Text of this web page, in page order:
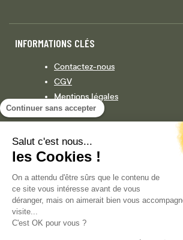
Continuer sans accepter
Salut c'est nous...
les Cookies !
On a attendu d'être sûrs que le contenu de
ce site vous intéresse avant de vous
déranger, mais on aimerait bien vous
visite...
C'est OK pour vous ?
INFORMATIONS CLÉS
Contactez-nous
CGV
Mentions légales
Législation
Facebook
COPYRIGHT © 2013-AUJOURD'HUI MAGENTO, INC.